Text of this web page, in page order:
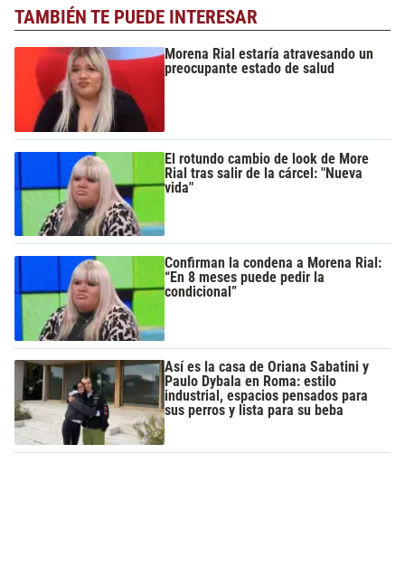
TAMBIÉN TE PUEDE INTERESAR
Morena Rial estaría atravesando un
preocupante estado de salud
El rotundo cambio de look de More
Rial tras salir de la cárcel: "Nueva
vida"
Confirman la condena a Morena Rial:
“En 8 meses puede pedir la
condicional”
Así es la casa de Oriana Sabatini y
Paulo Dybala en Roma: estilo
industrial, espacios pensados para
sus perros y lista para su beba